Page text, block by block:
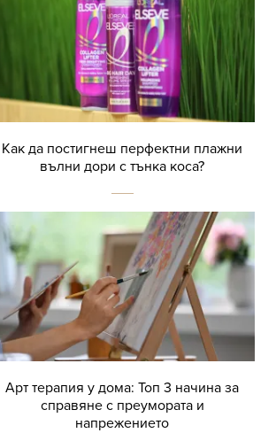
Как да постигнеш перфектни плажни
вълни дори с тънка коса?
Арт терапия у дома: Топ 3 начина за
справяне с преумората и
напрежението